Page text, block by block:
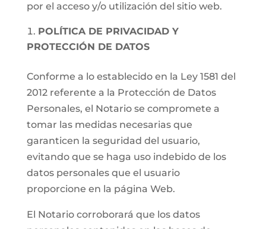
por el acceso y/o utilización del sitio web.
POLÍTICA DE PRIVACIDAD Y
PROTECCIÓN DE DATOS
Conforme a lo establecido en la Ley 1581 del
2012 referente a la Protección de Datos
Personales, el Notario se compromete a
tomar las medidas necesarias que
garanticen la seguridad del usuario,
evitando que se haga uso indebido de los
datos personales que el usuario
proporcione en la página Web.
El Notario corroborará que los datos